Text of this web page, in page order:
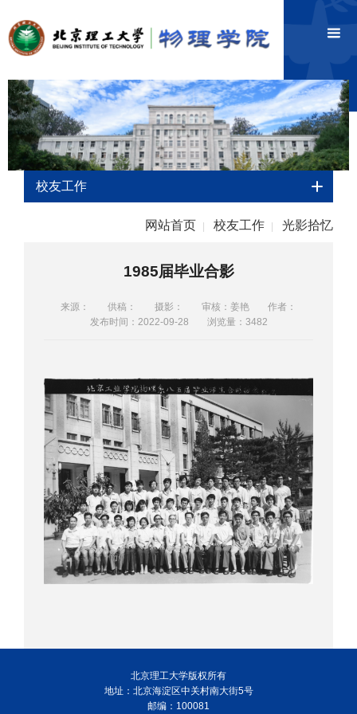
校友工作
网站首页 校友工作 光影拾忆
1985届毕业合影
来源： 供稿： 摄影： 审核：姜艳
作者：
发布时间：2022-09-28
浏览量： 3482
北京理工大学版权所有
地址：北京海淀区中关村南大街5号
邮编：100081